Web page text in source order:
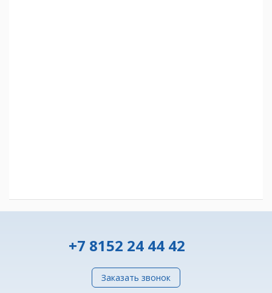
+7 8152 24 44 42
Заказать звонок